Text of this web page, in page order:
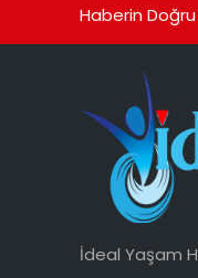
Haberin
İdeal Yaşam